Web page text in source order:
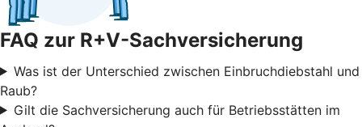
FAQ zur R+V-Sachversicherung
Was ist der Unterschied zwischen Einbruchdiebstahl und
Raub?
Gilt die Sachversicherung auch für Betriebsstätten im